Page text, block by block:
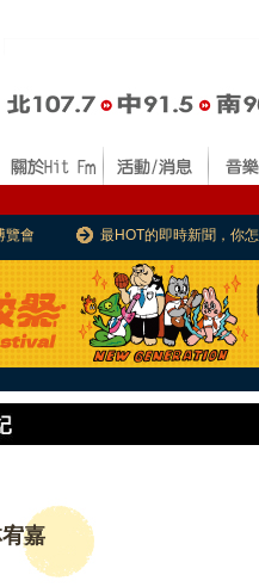
覽會 最HOT的即時新聞，你
嘉